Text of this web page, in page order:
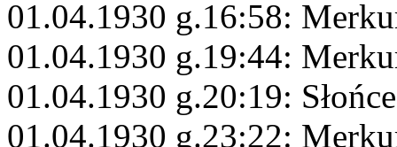
01.04.1930 g.16:58:
01.04.1930 g.19:44:
01.04.1930 g.20:19:
01.04.1930 g.23:22: